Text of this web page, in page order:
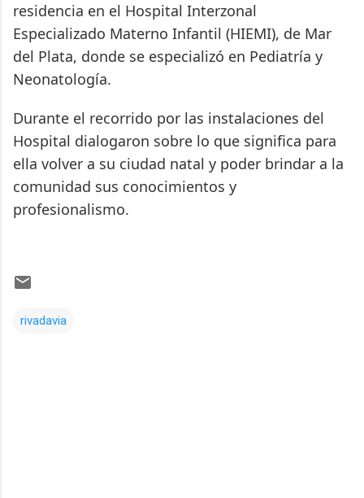
residencia en el Hospital Interzonal
Especializado Materno Infantil (HIEMI), de Mar
del Plata, donde se especializó en Pediatría y
Neonatología.
Durante el recorrido por las instalaciones del
Hospital dialogaron sobre lo que significa para
ella volver a su ciudad natal y poder brindar a la
comunidad sus conocimientos y
profesionalismo.
rivadavia